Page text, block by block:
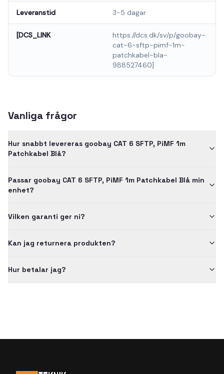
Leveranstid 3-5 dagar
[DCS_LINK
https://dcs.dk/sv/p/goobay-
cat-6-sftp-pimf-1m-
patchkabel-bla-
988527460]
Vanliga frågor
Hur snabbt levereras goobay CAT 6 SFTP, PiMF 1m
Patchkabel Blå?
Passar goobay CAT 6 SFTP, PiMF 1m Patchkabel Blå min
enhet?
Vilken garanti ger ni?
Kan jag returnera produkten?
Hur betalar jag?